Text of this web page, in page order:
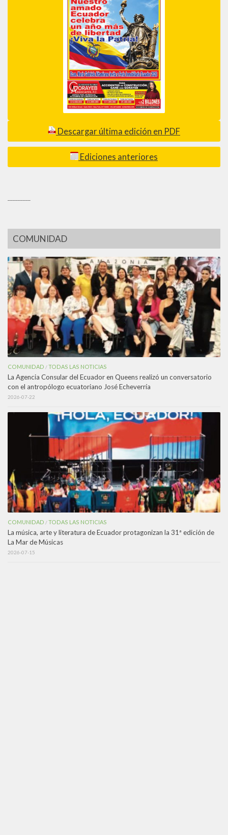
Descargar última edición en PDF
Ediciones anteriores
COMUNIDAD
COMUNIDAD /TODAS LAS NOTICIAS
La Agencia Consular del Ecuador en Queens realizó un conversatorio
con el antropólogo ecuatoriano José Echeverría
2026-07-22
COMUNIDAD /TODAS LAS NOTICIAS
La música, arte y literatura de Ecuador protagonizan la 31ª edición de
La Mar de Músicas
2026-07-15